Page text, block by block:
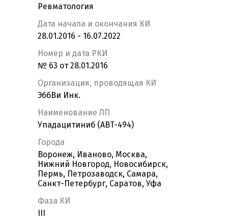
Ревматология
Дата начала и окончания КИ
28.01.2016 - 16.07.2022
Номер и дата РКИ
№ 63 от 28.01.2016
Организация, проводящая КИ
ЭббВи Инк.
Наименование ЛП
Упадацитиниб (ABT-494)
Города
Воронеж, Иваново, Москва,
Нижний Новгород, Новосибирск,
Пермь, Петрозаводск, Самара,
Санкт-Петербург, Саратов, Уфа
Фаза КИ